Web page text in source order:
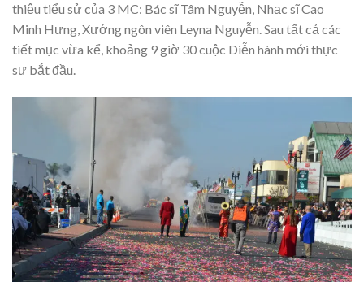
thiệu tiểu sử của 3 MC: Bác sĩ Tâm Nguyễn, Nhạc sĩ Cao
Minh Hưng, Xướng ngôn viên Leyna Nguyễn. Sau tất cả các
tiết mục vừa kể, khoảng 9 giờ 30 cuộc Diễn hành mới thực
sự bắt đầu.